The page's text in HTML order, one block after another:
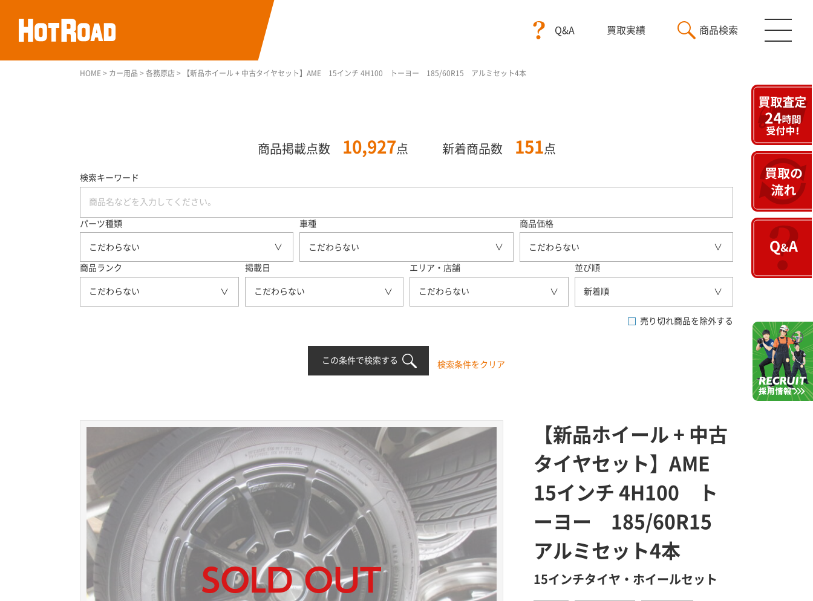
Q&A 買取実績 商品検索
HOME > カー用品 > 各務原店 > 【新品ホイール + 中古タイヤセット】AME 15インチ 4H100 トーヨー 185/60R15 アルミセット4本
商品掲載点数 10,927点 新着商品数 151 点
検索キーワード
パーツ種類
こだわらない
車種
こだわらない
商品価格
こだわらない
商品ランク
こだわらない
掲載日
こだわらない
エリア・店舗
こだわらない
並び順
新着順
売り切れ商品を除外する
この条件で検索する 検索条件をクリア
【新品ホイール + 中古
タイヤセット】AME
15インチ 4H100 ト
ーヨー 185/60R15
アルミセット4本
15インチタイヤ・ホイールセット